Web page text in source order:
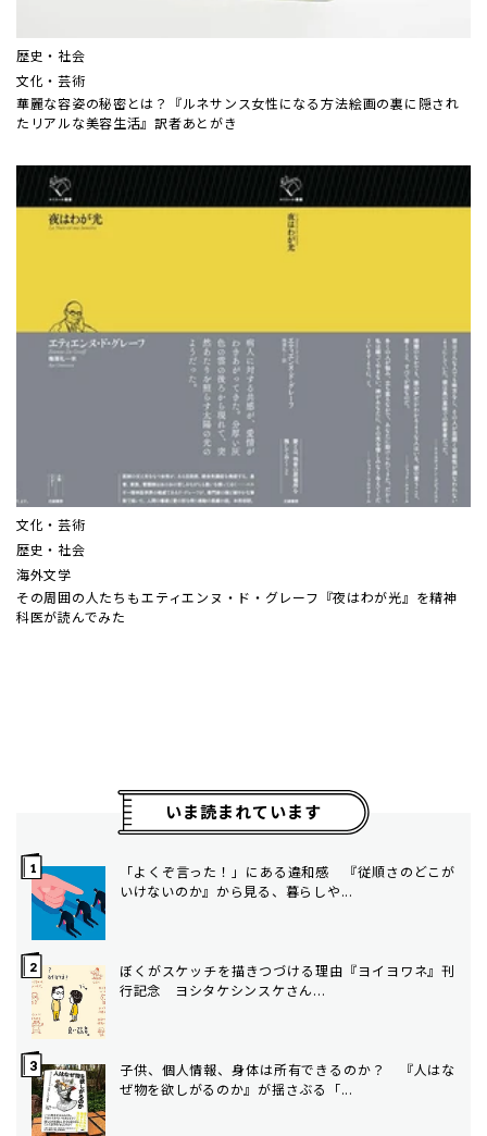
歴史・社会
文化・芸術
華麗な容姿の秘密とは？『ルネサンス女性になる方法――絵画の裏に隠され
たリアルな美容生活』訳者あとがき
文化・芸術
歴史・社会
海外文学
その周囲の人たちも――エティエンヌ・ド・グレーフ『夜はわが光』を精神
科医が読んでみた
いま読まれています
「よくぞ言った！」にある違和感 『従順さのどこが
いけないのか』から見る、暮らしや...
ぼくがスケッチを描きつづける理由――『ヨイヨワネ』刊
行記念 ヨシタケシンスケさん...
子供、個人情報、身体は所有できるのか？ 『人はな
ぜ物を欲しがるのか』が揺さぶる「...